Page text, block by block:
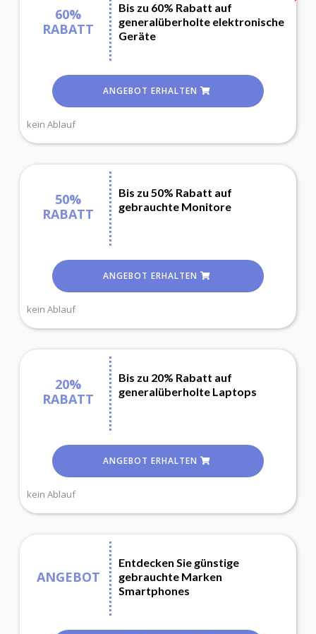
60%
RABATT
Bis zu 60% Rabatt auf
generalüberholte elektronische
Geräte
ANGEBOT ERHALTEN
kein Ablauf
50%
RABATT
Bis zu 50% Rabatt auf
gebrauchte Monitore
ANGEBOT ERHALTEN
kein Ablauf
20%
RABATT
Bis zu 20% Rabatt auf
generalüberholte Laptops
ANGEBOT ERHALTEN
kein Ablauf
ANGEBOT
Entdecken Sie günstige
gebrauchte Marken
Smartphones